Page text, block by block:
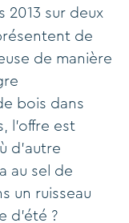
2013 sur deux
de
de manière
bois dans
l'offre est
d'autre
au sel de
un ruisseau
d'été ?